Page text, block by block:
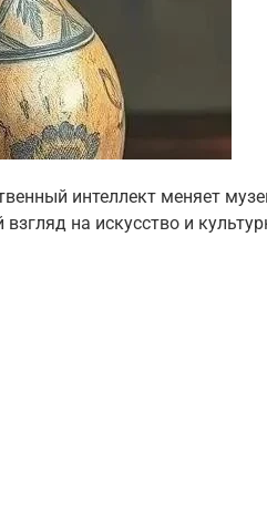
интеллект меняет
на искусство и